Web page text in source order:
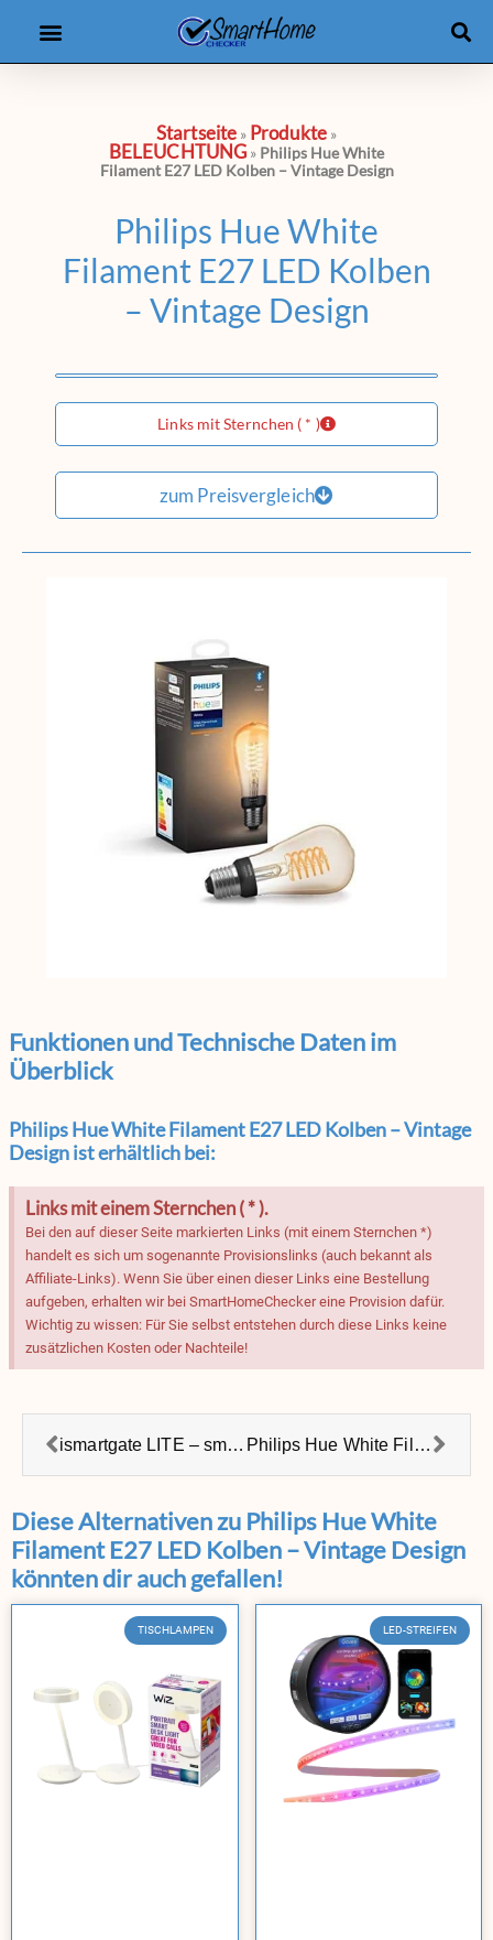
Startseite » Produkte»
BELEUCHTUNG » Philips Hue White
Filament E27 LED Kolben – Vintage Design
Philips Hue White
Filament E27 LED Kolben
– Vintage Design
Links mit Sternchen ( * )
zum Preisvergleich
Funktionen und Technische Daten im
Überblick
Philips Hue White Filament E27 LED Kolben – Vintage
Design ist erhältlich bei:
Links mit einem Sternchen ( * ).
Bei den auf dieser Seite markierten Links (mit einem Sternchen *)
handelt es sich um sogenannte Provisionslinks (auch bekannt als
Affiliate-Links). Wenn Sie über einen dieser Links eine Bestellung
aufgeben, erhalten wir bei SmartHomeChecker eine Provision dafür.
Wichtig zu wissen: Für Sie selbst entstehen durch diese Links keine
zusätzlichen Kosten oder Nachteile!
ismartgate LITE – smarte Steuerung für Garagentorantriebe Philips Hue White Filament E27 LED-Lampe – Vintage Design
Diese Alternativen zu Philips Hue White
Filament E27 LED Kolben – Vintage Design
könnten dir auch gefallen!
TISCHLAMPEN LED-STREIFEN